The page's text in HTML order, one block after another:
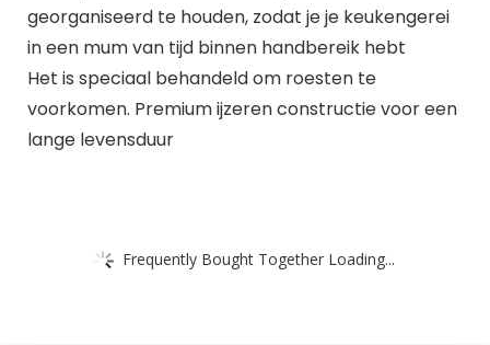
georganiseerd te houden, zodat je je keukengerei
in een mum van tijd binnen handbereik hebt
Het is speciaal behandeld om roesten te
voorkomen. Premium ijzeren constructie voor een
lange levensduur
Frequently Bought Together Loading...